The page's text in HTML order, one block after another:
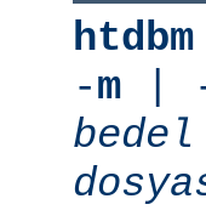
htdbm
-m |
bedel